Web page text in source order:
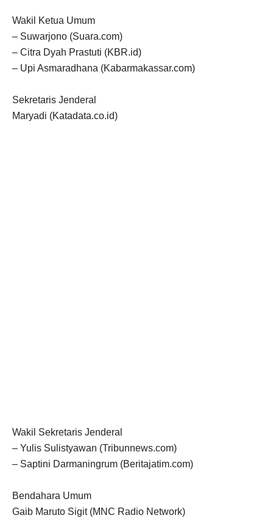
Wakil Ketua Umum
– Suwarjono (Suara.com)
– Citra Dyah Prastuti (KBR.id)
– Upi Asmaradhana (Kabarmakassar.com)
Sekretaris Jenderal
Maryadi (Katadata.co.id)
Wakil Sekretaris Jenderal
– Yulis Sulistyawan (Tribunnews.com)
– Saptini Darmaningrum (Beritajatim.com)
Bendahara Umum
Gaib Maruto Sigit (MNC Radio Network)